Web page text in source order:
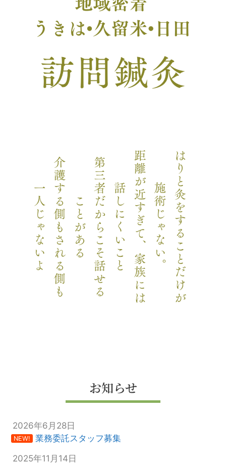
お知らせ
2026年6月28日
NEW!
業務委託スタッフ募集
2025年11月14日